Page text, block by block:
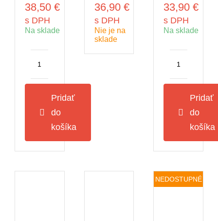
38,50 €
s DPH
Na sklade
množstvo
Moka
Pedrini
Steel
moka
šálok
Pridať
do
košíka
36,90 €
s DPH
Nie je na
sklade
33,90€
s DPH
Na sklade
množstvo
Moka
Pedrini
Steel
moka
šálky
(koťogo)
Pridať
do
košíka
NEDOSTUPNÉ